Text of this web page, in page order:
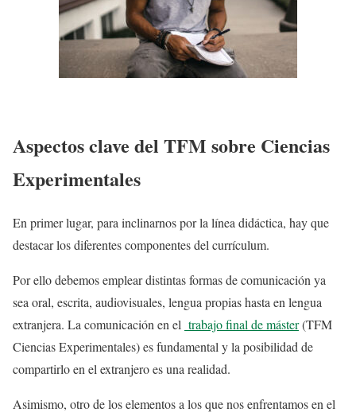
Aspectos clave del TFM sobre Ciencias
Experimentales
En primer lugar, para inclinarnos por la línea didáctica, hay que
destacar los diferentes componentes del currículum.
Por ello debemos emplear distintas formas de comunicación ya
sea oral, escrita, audiovisuales, lengua propias hasta en lengua
extranjera. La comunicación en el trabajo final de máster(TFM
Ciencias Experimentales) es fundamental y la posibilidad de
compartirlo en el extranjero es una realidad.
Asimismo, otro de los elementos a los que nos enfrentamos en el